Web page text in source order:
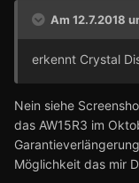
Am 12.7.2018
erkennt Crystal
Nein siehe
das AW15R3 im
Möglichkeit das mir